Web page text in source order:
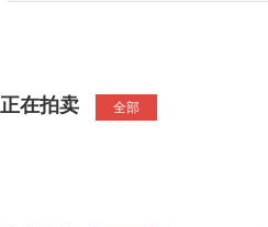
正在拍卖 全部